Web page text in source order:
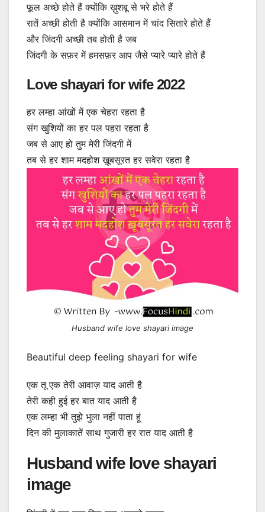
फूल अच्छे होते हैं क्योंकि ख़ुशबू से भरे होते हैं
रातें अच्छी होती है क्योंकि आसमान में चांद सितारे होते हैं
और जिंदगी अच्छी तब होती है जब
जिंदगी के सफ़र में हमसफ़र आप जैसे प्यारे प्यारे होते हैं
Love shayari for wife 2022
हर लम्हा आंखों में एक चेहरा रहता है
संग खुशियों का हर पल पहरा रहता है
जब से आए हो तुम मेरी जिंदगी में
तब से हर शाम मदहोश ख़ूबसूरत हर सवेरा रहता है
Husband wife love shayari image
Beautiful deep feeling shayari for wife
एक तू एक तेरी आवाज़ याद आती है
तेरी कही हुई हर बात याद आती है
एक लम्हा भी तुझे भुला नहीं पाता हूं
दिन की मुलाकातें साथ गुजारी हर रात याद आती है
Husband wife love shayari
image